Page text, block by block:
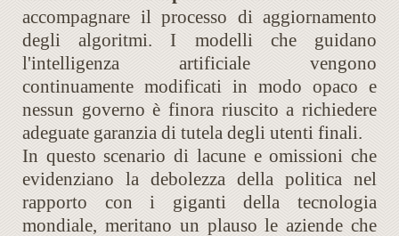
accompagnare il processo di aggiornamento
degli algoritmi. I modelli che guidano
l'intelligenza artificiale vengono
continuamente modificati in modo opaco e
nessun governo è finora riuscito a richiedere
adeguate garanzia di tutela degli utenti finali.
In questo scenario di lacune e omissioni che
evidenziano la debolezza della politica nel
rapporto con i giganti della tecnologia
mondiale, meritano un plauso le aziende che